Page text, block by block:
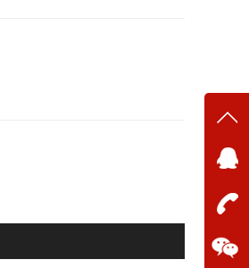
在线
在
咨询